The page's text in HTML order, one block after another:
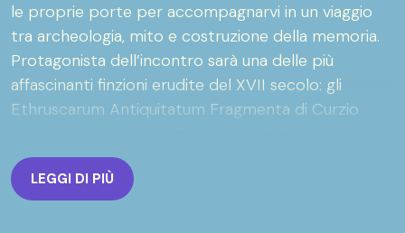
le proprie porte per accompagnarvi in un viaggio
tra archeologia, mito e costruzione della memoria.
Protagonista dell’incontro sarà una delle più
affascinanti finzioni erudite del XVII secolo: gli
Ethruscarum Antiquitatum Fragmenta di Curzio
racconta la scoperta degli "scarith", antiche capsule
sepolte nelle campagne di Scornello, custodi di
oracoli e testi profetici attribuiti ad un augure
LEGGI DI PIÙ